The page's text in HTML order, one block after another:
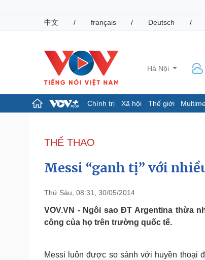
中文
/ français / Deutsch /
Hà Nội
Chính trị Xã hội Thế giới
Đảng
Tổ chức nhân sự
Nhận diện sự thật
Dấu ấn VOV
Pháp luật
Vụ án
Quân sự - Quốc
Vũ khí
THỂ THAO
Messi “ganh tị” với
Thứ Sáu, 08:31, 30/05/2014
VOV.VN - Ngôi sao ĐT Argentina thừa
công của họ trên trường quốc tế.
Messi luôn được so sánh với huyền thoại